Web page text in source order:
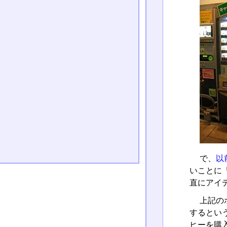
で、
以
いことに
直にアイ
上記
するとい
ヒーを購